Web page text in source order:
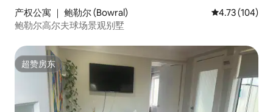
产权公寓 ｜ 鲍勒尔 (Bowral) 平均评分 4.73
4.73 (104)
鲍勒尔高尔夫球场景观别墅
超赞房东
超赞房东